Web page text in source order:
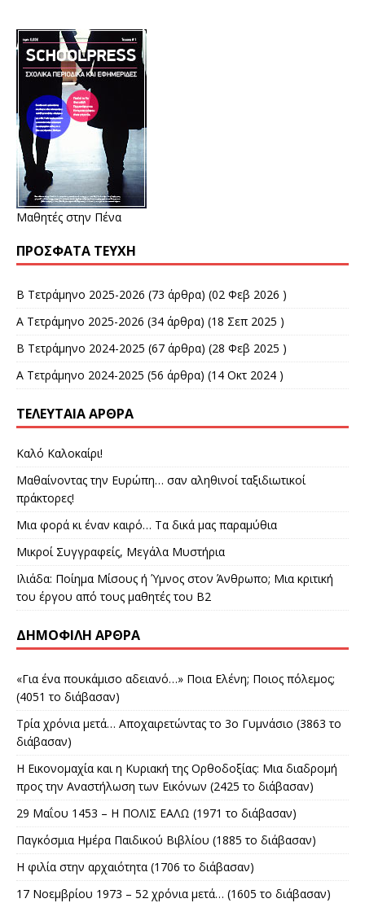
Μαθητές στην Πένα
ΠΡΌΣΦΑΤΑ ΤΕΎΧΗ
Β Τετράμηνο 2025-2026 (73 άρθρα) (02 Φεβ 2026 )
Α Τετράμηνο 2025-2026 (34 άρθρα) (18 Σεπ 2025 )
Β Τετράμηνο 2024-2025 (67 άρθρα) (28 Φεβ 2025 )
Α Τετράμηνο 2024-2025 (56 άρθρα) (14 Οκτ 2024 )
ΤΕΛΕΥΤΑΊΑ ΆΡΘΡΑ
Καλό Καλοκαίρι!
Μαθαίνοντας την Ευρώπη… σαν αληθινοί ταξιδιωτικοί
πράκτορες!
Μια φορά κι έναν καιρό… Τα δικά μας παραμύθια
Μικροί Συγγραφείς, Μεγάλα Μυστήρια
Ιλιάδα: Ποίημα Μίσους ή Ύμνος στον Άνθρωπο; Μια κριτική
του έργου από τους μαθητές του Β2
ΔΗΜΟΦΙΛΉ ΆΡΘΡΑ
«Για ένα πουκάμισο αδειανό…» Ποια Ελένη; Ποιος πόλεμος;
(4051 το διάβασαν)
Τρία χρόνια μετά… Αποχαιρετώντας το 3ο Γυμνάσιο (3863 το
διάβασαν)
Η Εικονομαχία και η Κυριακή της Ορθοδοξίας: Μια διαδρομή
προς την Αναστήλωση των Εικόνων (2425 το διάβασαν)
29 Μαΐου 1453 – Η ΠΟΛΙΣ ΕΑΛΩ (1971 το διάβασαν)
Παγκόσμια Ημέρα Παιδικού Βιβλίου (1885 το διάβασαν)
Η φιλία στην αρχαιότητα (1706 το διάβασαν)
17 Νοεμβρίου 1973 – 52 χρόνια μετά… (1605 το διάβασαν)